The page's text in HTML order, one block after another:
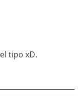
tipo xD.